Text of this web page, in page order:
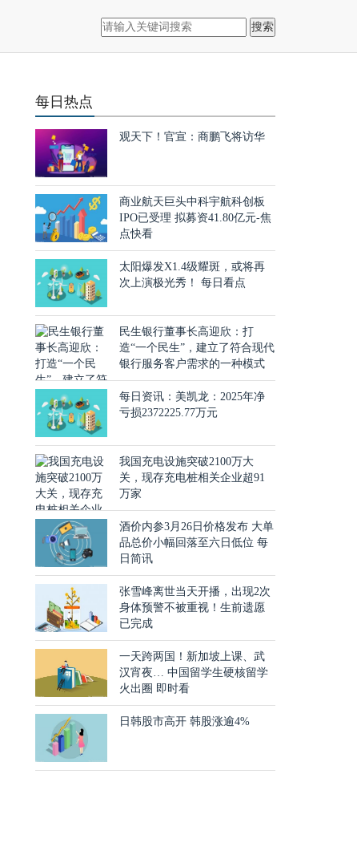
搜索
每日热点
观天下！官宣：商鹏飞将访华
商业航天巨头中科宇航科创板
IPO已受理 拟募资41.80亿元-焦
点快看
太阳爆发X1.4级耀斑，或将再
次上演极光秀！ 每日看点
民生银行董事长高迎欣：打
造“一个民生”，建立了符合现代
银行服务客户需求的一种模式
每日资讯：美凯龙：2025年净
亏损2372225.77万元
我国充电设施突破2100万大
关，现存充电桩相关企业超91
万家
酒价内参3月26日价格发布 大单
品总价小幅回落至六日低位 每
日简讯
张雪峰离世当天开播，出现2次
身体预警不被重视！生前遗愿
已完成
一天跨两国！新加坡上课、武
汉宵夜… 中国留学生硬核留学
火出圈 即时看
日韩股市高开 韩股涨逾4%